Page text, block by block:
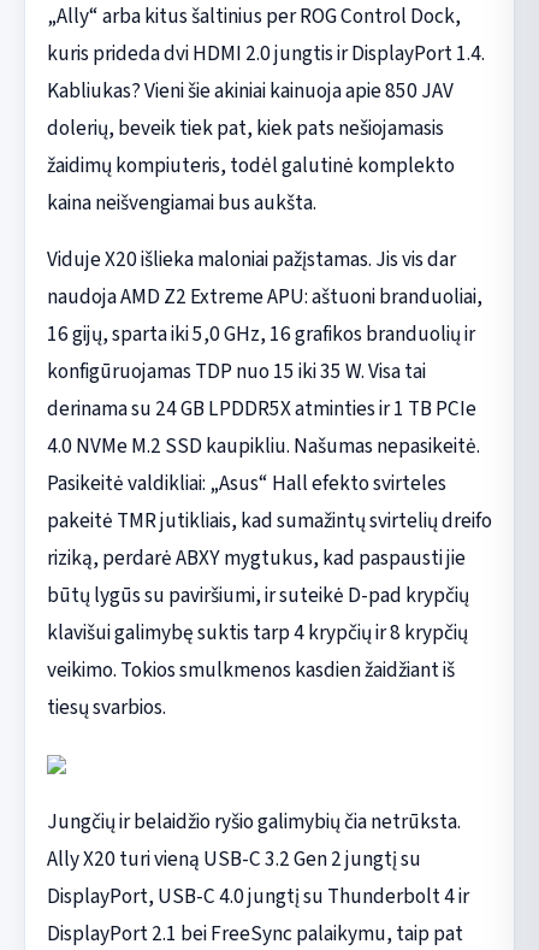
„Ally“ arba kitus šaltinius per ROG Control Dock,
kuris prideda dvi HDMI 2.0 jungtis ir DisplayPort 1.4.
Kabliukas? Vieni šie akiniai kainuoja apie 850 JAV
dolerių, beveik tiek pat, kiek pats nešiojamasis
žaidimų kompiuteris, todėl galutinė komplekto
kaina neišvengiamai bus aukšta.
Viduje X20 išlieka maloniai pažįstamas. Jis vis dar
naudoja AMD Z2 Extreme APU: aštuoni branduoliai,
16 gijų, sparta iki 5,0 GHz, 16 grafikos branduolių ir
konfigūruojamas TDP nuo 15 iki 35 W. Visa tai
derinama su 24 GB LPDDR5X atminties ir 1 TB PCIe
4.0 NVMe M.2 SSD kaupikliu. Našumas nepasikeitė.
Pasikeitė valdikliai: „Asus“ Hall efekto svirteles
pakeitė TMR jutikliais, kad sumažintų svirtelių dreifo
riziką, perdarė ABXY mygtukus, kad paspausti jie
būtų lygūs su paviršiumi, ir suteikė D-pad krypčių
klavišui galimybę suktis tarp 4 krypčių ir 8 krypčių
veikimo. Tokios smulkmenos kasdien žaidžiant iš
tiesų svarbios.
Jungčių ir belaidžio ryšio galimybių čia netrūksta.
Ally X20 turi vieną USB-C 3.2 Gen 2 jungtį su
DisplayPort, USB-C 4.0 jungtį su Thunderbolt 4 ir
DisplayPort 2.1 bei FreeSync palaikymu, taip pat